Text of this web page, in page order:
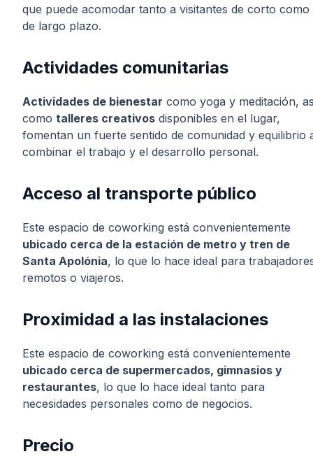
que puede acomodar tanto a visitantes de corto como
de largo plazo.
Actividades comunitarias
Actividades de bienestar como yoga y meditación,
como talleres creativos disponibles en el lugar,
fomentan un fuerte sentido de comunidad y equilibrio
combinar el trabajo y el desarrollo personal.
Acceso al transporte público
Este espacio de coworking está convenientemente
ubicado cerca de la estación de metro y tren de
Santa Apolónia, lo que lo hace ideal para
remotos o viajeros.
Proximidad a las instalaciones
Este espacio de coworking está convenientemente
ubicado cerca de supermercados, gimnasios y
restaurantes, lo que lo hace ideal tanto para
necesidades personales como de negocios.
Precio